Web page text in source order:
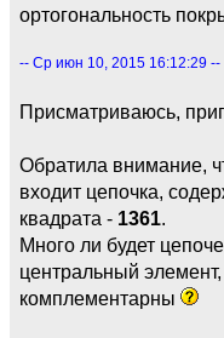
ортогональность
-- Ср июн 10, 2015 16:12:29 --
Присматриваюсь,
Обратила внимание,
входит цепочка,
квадрата - 1361.
Много ли будет
центральный
комплементарны